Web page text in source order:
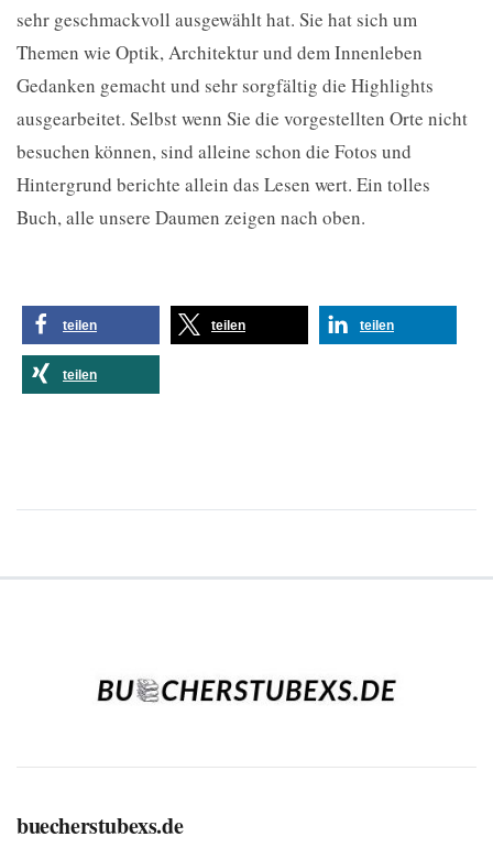
sehr geschmackvoll ausgewählt hat. Sie hat sich um
Themen wie Optik, Architektur und dem Innenleben
Gedanken gemacht und sehr sorgfältig die Highlights
ausgearbeitet. Selbst wenn Sie die vorgestellten Orte nicht
besuchen können, sind alleine schon die Fotos und
Hintergrund berichte allein das Lesen wert. Ein tolles
Buch, alle unsere Daumen zeigen nach oben.
teilen teilen teilen
teilen
buecherstubexs.de